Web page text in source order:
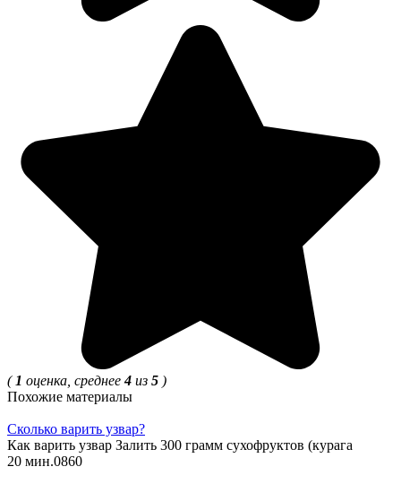
( 1 оценка, среднее4 из 5 )
Похожие материалы
Сколько варить узвар?
Как варить узвар Залить 300 грамм сухофруктов (курага
20 мин.0860